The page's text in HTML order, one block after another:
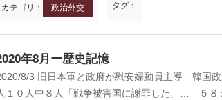
カテゴリ： 政治外交 タグ：
年8月ー歴史記憶
8/3 旧日本軍と政府が慰安婦動員主導 韓国
１０人中８人「戦争被害国に謝罪した」… ５